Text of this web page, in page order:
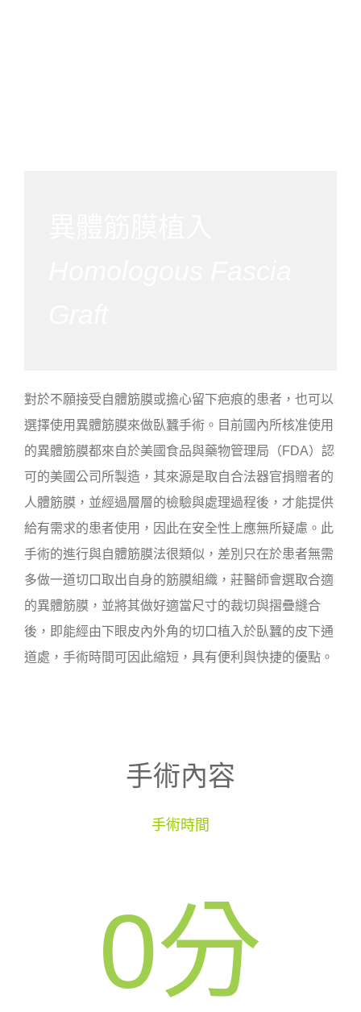
對於不願接受自體筋膜或擔心留下疤痕的患者，也可以
選擇使用異體筋膜來做臥蠶手術。目前國內所核准使用
的異體筋膜都來自於美國食品與藥物管理局（FDA）認
可的美國公司所製造，其來源是取自合法器官捐贈者的
人體筋膜，並經過層層的檢驗與處理過程後，才能提供
給有需求的患者使用，因此在安全性上應無所疑慮。此
手術的進行與自體筋膜法很類似，差別只在於患者無需
多做一道切口取出自身的筋膜組織，莊醫師會選取合適
的異體筋膜，並將其做好適當尺寸的裁切與摺疊縫合
後，即能經由下眼皮內外角的切口植入於臥蠶的皮下通
道處，手術時間可因此縮短，具有便利與快捷的優點。
手術內容
手術時間
0分